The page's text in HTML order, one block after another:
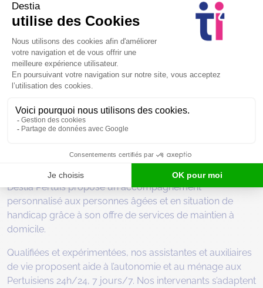
Ménage ponctuel
Nettoyage des vitres
Trouvez une solution d’aide et de
maintien à domicile à Pertuis
Destia Pertuis propose un accompagnement
personnalisé aux personnes âgées et en situation de
handicap grâce à son offre de services de maintien à
domicile.
Qualifiées et expérimentées, nos assistantes et auxiliaires
de vie proposent aide à l’autonomie et au ménage aux
Pertuisiens 24h/24, 7 jours/7. Nos intervenants s’adaptent